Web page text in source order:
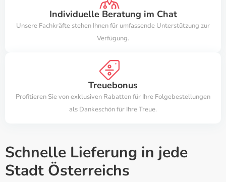
Individuelle Beratung im Chat
Unsere Fachkräfte stehen Ihnen für umfassende Unterstützung zur
Verfügung.
Treuebonus
Profitieren Sie von exklusiven Rabatten für Ihre Folgebestellungen
als Dankeschön für Ihre Treue.
Schnelle Lieferung in jede
Stadt Österreichs